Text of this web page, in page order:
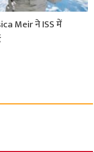
Meir ने ISS में